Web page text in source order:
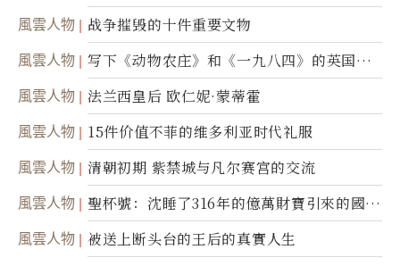
風雲人物 战争摧毁的十件重要文物
風雲人物
写下《动物农庄》和《一九八四》的英国作
家乔治．欧威尔
風雲人物 法兰西皇后 欧仁妮·蒙蒂霍
風雲人物 15件价值不菲的维多利亚时代礼服
風雲人物 清朝初期 紫禁城与凡尔赛宫的交流
風雲人物
聖杯號：沈睡了316年的億萬財寶引來的國際
糾紛
風雲人物 被送上断头台的王后的真實人生